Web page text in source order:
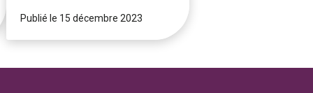
Publié le 15 décembre 2023